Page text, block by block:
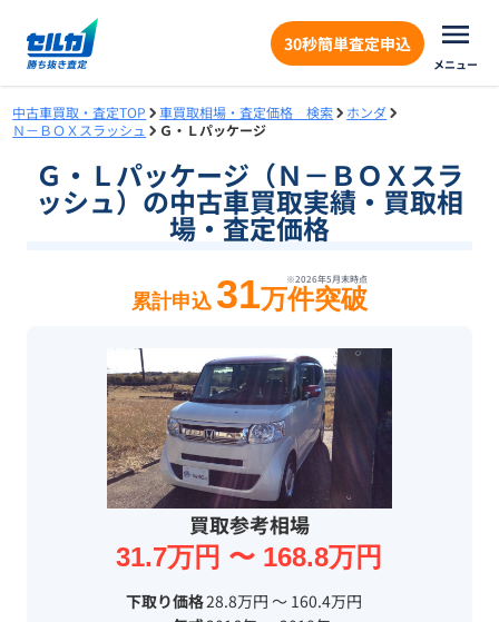
30秒簡単査定申込
メニュー
中古車買取・査定TOP 車買取相場・査定価格 検索
ホンダ
Ｎ－ＢＯＸスラッシュ
Ｇ・Ｌパッケージ
Ｇ・Ｌパッケージ（Ｎ－ＢＯＸスラ
ッシュ）の中古車買取実績・買取相
場・査定価格
※2026年5月末時点
累計申込 31万件突破
買取参考相場
31.7万円 〜 168.8万円
下取り価格28.8万円 〜 160.4万円